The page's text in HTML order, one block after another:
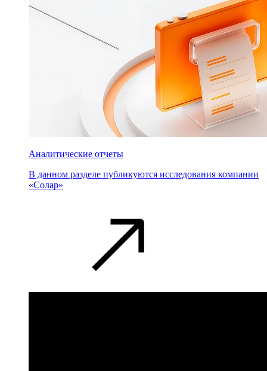
Аналитические отчеты
В данном разделе публикуются исследования компании
«Солар»